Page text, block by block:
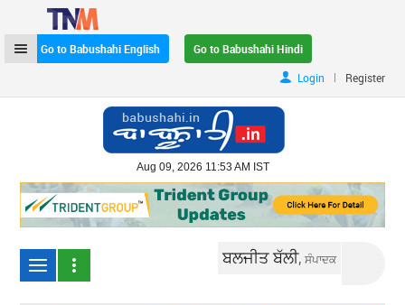
Go to Babushahi English
Go to Babushahi Hindi
Login
| Register
Aug 09, 2026 11:53 AM IST
ਬਲਜੀਤ ਬੱਲੀ,ਸੰਪਾਦਕ